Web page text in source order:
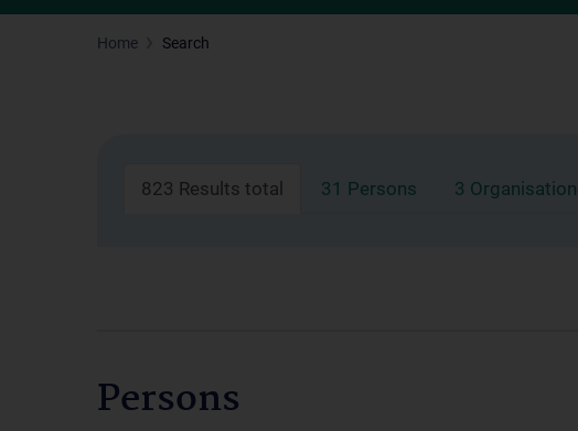
Home Search
823 Results total 31 Persons 3
Persons